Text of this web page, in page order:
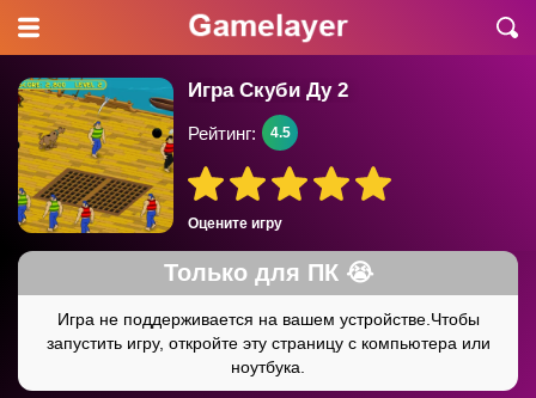
Игра Скуби Ду 2
Оцените игру
Рейтинг: 4.5